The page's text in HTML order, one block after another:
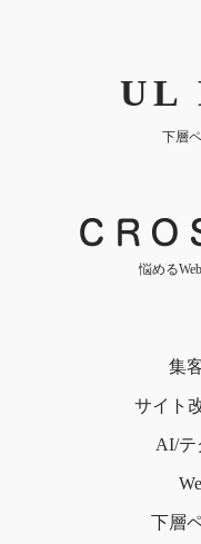
UL
下層
悩める
集
サイト
AI/テ
下層